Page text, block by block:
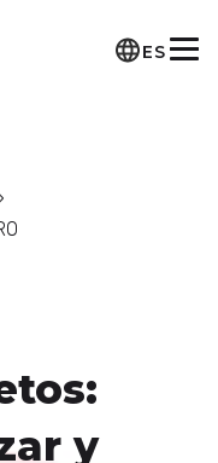
ES
y